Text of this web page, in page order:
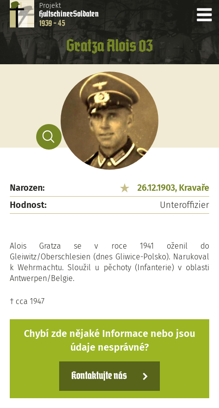
Projekt
HultschinerSoldaten
1939 - 45
Gratza Alois 03
Narozen:
26.12.1903, Kravaře
Hodnost:
Unteroffizier
Alois Gratza se v roce 1941 oženil do
Gleiwitz/Oberschlesien (dnes Gliwice-Polsko). Narukoval
k Wehrmachtu. Sloužil u pěchoty (Infanterie) v oblasti
Antwerpen/Belgie.
† cca 1947
Chybí zde nějaké Informace nebo jsou
údaje nesprávné?
Kontaktujte nás